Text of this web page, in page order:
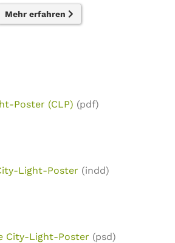
Mehr erfahren
Poster (CLP) (pdf)
Light-Poster (indd)
City-Light-Poster (psd)